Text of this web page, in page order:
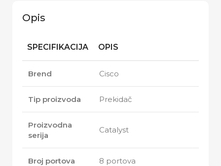
Opis
SPECIFIKACIJA OPIS
Brend Cisco
Tip proizvoda Prekidač
Proizvodna
serija
Catalyst
Broj portova 8 portova